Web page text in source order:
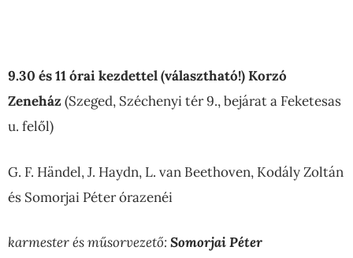
9.30 és 11 órai kezdettel (választható!)Korzó
Zeneház (Szeged, Széchenyi tér 9., bejárat a Feketesas
u. felől)
G. F. Händel, J. Haydn, L. van Beethoven, Kodály Zoltán
és Somorjai Péter órazenéi
karmester és műsorvezető:Somorjai Péter